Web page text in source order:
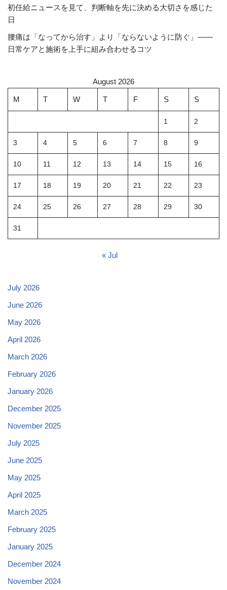
初任給ニュースを見て、判断軸を先に決める大切さを感じた
日
腰痛は「なってから治す」より「ならないように防ぐ」――
日常ケアと施術を上手に組み合わせるコツ
August 2026
M T W T F S S
1 2
3 4 5 6 7 8 9
10 11 12 13 14 15 16
17 18 19 20 21 22 23
24 25 26 27 28 29 30
31
« Jul
July 2026
June 2026
May 2026
April 2026
March 2026
February 2026
January 2026
December 2025
November 2025
July 2025
June 2025
May 2025
April 2025
March 2025
February 2025
January 2025
December 2024
November 2024